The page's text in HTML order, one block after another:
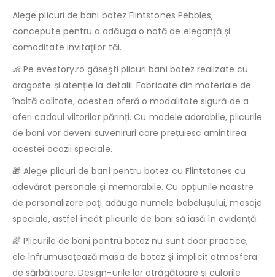
Alege plicuri de bani botez Flintstones Pebbles,
concepute pentru a adăuga o notă de eleganță și
comoditate invitaţilor tăi.
👶 Pe evestory.ro găseşti plicuri bani botez realizate cu
dragoste și atenție la detalii. Fabricate din materiale de
înaltă calitate, acestea oferă o modalitate sigură de a
oferi cadoul viitorilor părinți. Cu modele adorabile, plicurile
de bani vor deveni suveniruri care prețuiesc amintirea
acestei ocazii speciale.
🎁 Alege plicuri de bani pentru botez cu Flintstones cu
adevărat personale și memorabile. Cu opțiunile noastre
de personalizare poţi adăuga numele bebelușului, mesaje
speciale, astfel încât plicurile de bani să iasă în evidență.
🌈 Plicurile de bani pentru botez nu sunt doar practice,
ele înfrumuseţează masa de botez şi implicit atmosfera
de sărbătoare. Design-urile lor atrăgătoare și culorile